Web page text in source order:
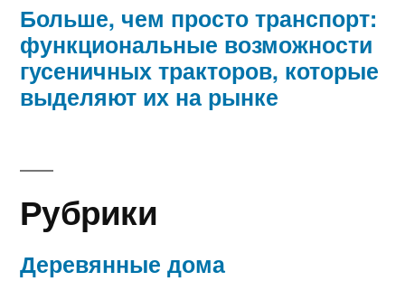
Больше, чем просто транспорт:
функциональные возможности
гусеничных тракторов, которые
выделяют их на рынке
Рубрики
Деревянные дома